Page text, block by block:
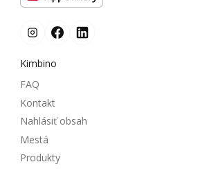
Kimbino
FAQ
Kontakt
Nahlásiť obsah
Mestá
Produkty